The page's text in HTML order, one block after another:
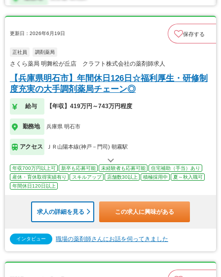
更新日：2026年6月19日 保存する
正社員 調剤薬局
さくら薬局 明舞松が丘店 クラフト株式会社の薬剤師求人
【兵庫県明石市】年間休日126日☆福利厚生・研修制
度充実の大手調剤薬局チェーン◎
給与 【年収】419万円～743万円程度
勤務地 兵庫県 明石市
アクセス ＪＲ山陽本線(神戸－門司) 朝霧駅
年収700万円以上可 新卒も応募可能 未経験者も応募可能
住宅補助（手当）あり
産休・育休取得実績有り
スキルアップ 店舗数30以上 積極採用中
夏～秋入職可
年間休日120日以上
求人の詳細を見る この求人に興味がある
インタビュー 職場の薬剤師さんにお話を伺ってきました